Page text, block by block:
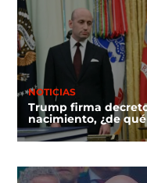
NOTICIAS
Trump firma
nacimiento, ¿de